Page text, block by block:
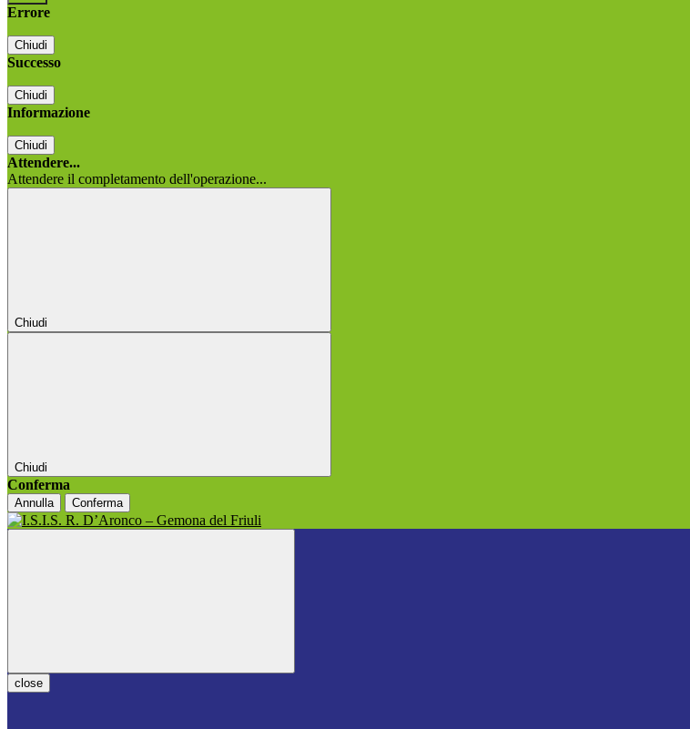
Errore
Chiudi
Successo
Chiudi
Informazione
Chiudi
Attendere...
Attendere il completamento dell'operazione...
Chiudi
Chiudi
Conferma
Annulla Conferma
close